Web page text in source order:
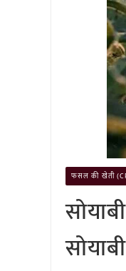
फसल की खेती